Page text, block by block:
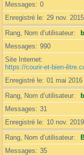
Messages
0
Enregistré le 29 nov.
Rang, Nom d’utilisateur
Messages
990
Site Internet
https://courir-et-bien-
Enregistré le 01 mai 2016
Rang, Nom d’utilisateur
Messages
31
Enregistré le
10 nov.
Rang, Nom d’utilisateur
Messages
35